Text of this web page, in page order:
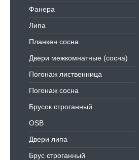
Фанера
Липа
Планкен сосна
Двери межкомнатные (сосна)
Погонаж лиственница
Погонаж сосна
Брусок строганный
OSB
Двери липа
Брус строганный